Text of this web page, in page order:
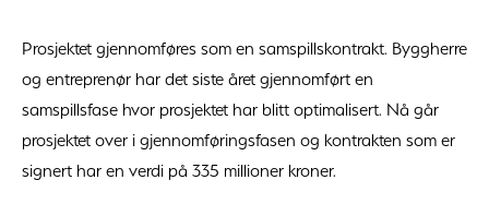
Prosjektet gjennomføres som en samspillskontrakt. Byggherre
og entreprenør har det siste året gjennomført en
samspillsfase hvor prosjektet har blitt optimalisert. Nå går
prosjektet over i gjennomføringsfasen og kontrakten som er
signert har en verdi på 335 millioner kroner.